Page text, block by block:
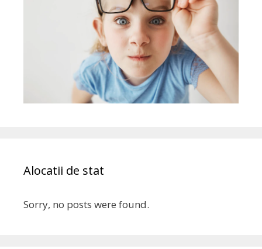
Alocatii de stat
Sorry, no posts were found.